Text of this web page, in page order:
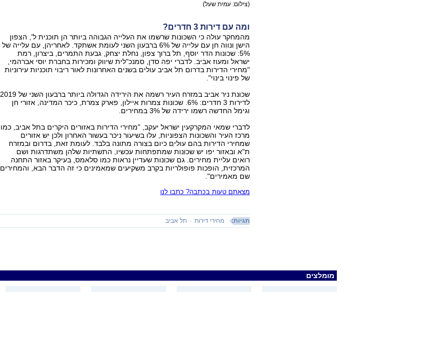
(צילום: עמית שעל)
ומה עם דירות 3 חדרים?
מהמחקר עולה כי השכונות שרשמו את העלייה הגבוהה ביותר הן תוכנית ל', הצפון
הישן ונווה חן עם עלייה של 6% ברבעון השני לעומת אשתקד. לאחריהן, עם עלייה של
5%: שכונות הדר יוסף, תל ברוך צפון, נחלת יצחק, גבעת התמרים, ביצרון, רמת
ישראל ומעוז אביב. לדברי יפה סדן, סמנכ"לית שיווק ומכירות בחברת יוסי אברהמי,
"מחירי הדירות בדרום תל אביב עולים בשנים האחרונות לאור ריבוי תוכניות עירוניות
של פינוי בינוי".
שכונת ניר אביב במזרח העיר רשמה את הירידה הגדולה ביותר ברבעון השני של 2019
לדירות 3 חדרים: 6%. שכונות צמרות איילון, פארק צמרת, כיכר המדינה, אזורי חן
וגימל החדשה רשמו ירידה של 3% במחירים.
לדברי שמאי המקרקעין ישראל יעקב, "מחירי הדירות באזורים היקרים בתל אביב, כמו
מרכז העיר והשכונות הצפוניות, עלו בשיעור ניכר בעשור האחרון ולכן יש אזורים
שמחירי הדירות בהם עולים כיום בצורה מתונה בלבד. לעומת זאת, בדרום ובמזרח
ת"א ובאזור יפו יש שכונות שמתפתחות עכשיו, התשתיות שלהן משתדרגות ושם
רואים עליית מחירים. גם שכונות שעדיין נראות כמו סלאמס, בעיקר באזור התחנה
המרכזית, הופכות פופולריות בקרב משקיעים שמאמינים כי זה הדבר הבא, והמחירים
שם מאמירים".
מצאתם טעות בכתבה? כתבו לנו
תגיות: מחירי דירות תל אביב
מומלצים